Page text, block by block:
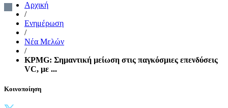
Αρχική
/
Ενημέρωση
/
Νέα Μελών
/
KPMG: Σημαντική μείωση στις παγκόσμιες επενδύσεις
VC, με ...
Κοινοποίηση